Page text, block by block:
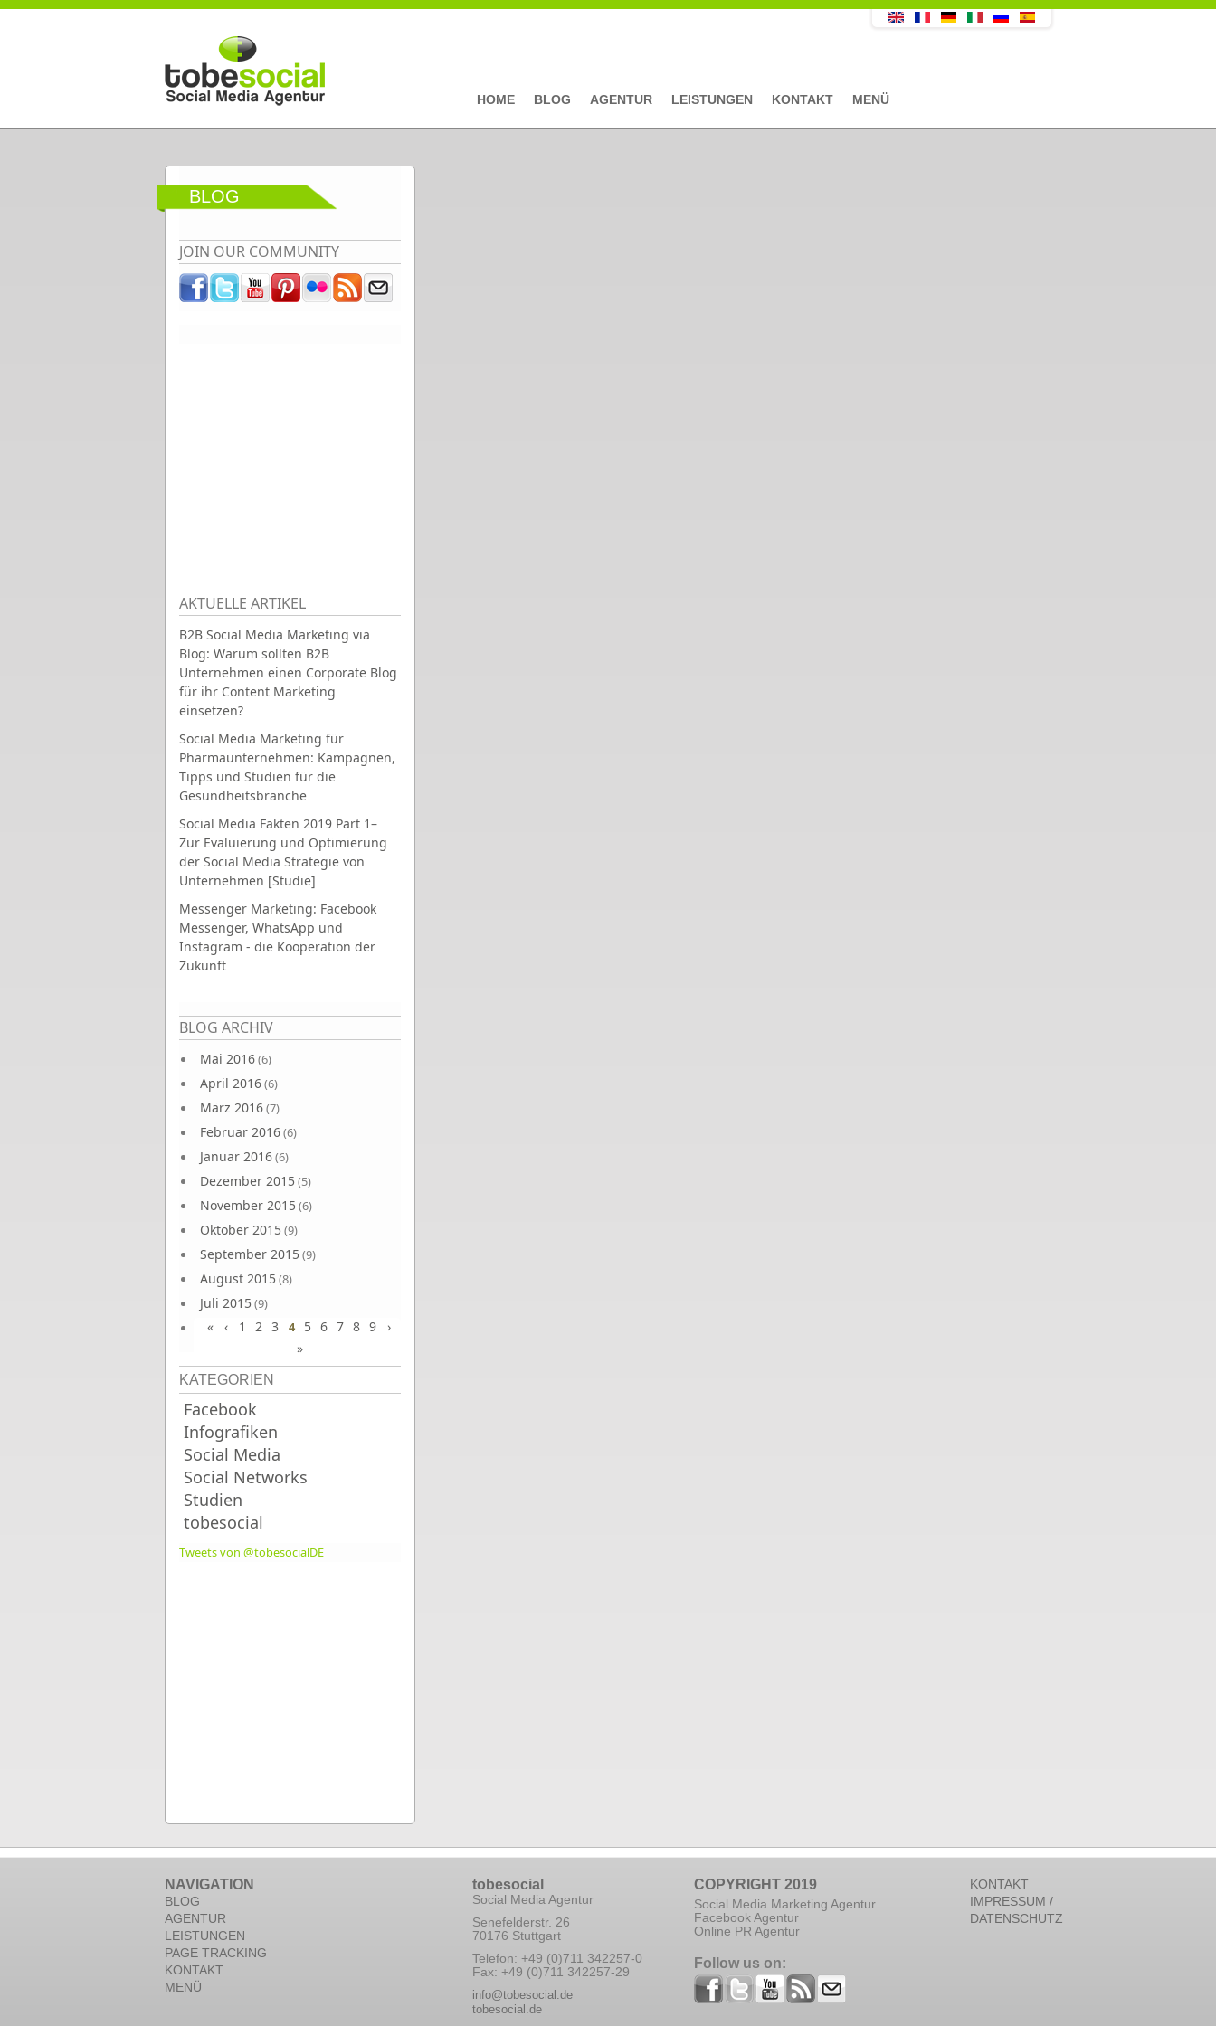
Direkt zum Inhalt
HOME BLOG AGENTUR LEISTUNGEN KONTAKT MENÜ
BLOG
JOIN OUR COMMUNITY
AKTUELLE ARTIKEL
B2B Social Media Marketing via
Blog: Warum sollten B2B
Unternehmen einen Corporate Blog
für ihr Content Marketing
einsetzen?
Social Media Marketing für
Pharmaunternehmen: Kampagnen,
Tipps und Studien für die
Gesundheitsbranche
Social Media Fakten 2019 Part 1–
Zur Evaluierung und Optimierung
der Social Media Strategie von
Unternehmen [Studie]
Messenger Marketing: Facebook
Messenger, WhatsApp und
Instagram - die Kooperation der
Zukunft
BLOG ARCHIV
Mai 2016(6)
April 2016(6)
März 2016(7)
Februar 2016(6)
Januar 2016(6)
Dezember 2015(5)
November 2015(6)
Oktober 2015(9)
September 2015(9)
August 2015(8)
Juli 2015(9)
Juni 2015(9)
Seiten
« ‹ 1 2 3 4 5 6 7 8 9
›
»
KATEGORIEN
Facebook
Infografiken
Social Media
Social Networks
Studien
tobesocial
Tweets von @tobesocialDE
NAVIGATION
BLOG
AGENTUR
LEISTUNGEN
PAGE TRACKING
KONTAKT
MENÜ
tobesocial
Social Media Agentur
Senefelderstr. 26
70176 Stuttgart
Telefon: +49 (0)711 342257-0
Fax: +49 (0)711 342257-29
info@tobesocial.de
tobesocial.de
COPYRIGHT 2019
Social Media Marketing Agentur
Facebook Agentur
Online PR Agentur
Follow us on:
KONTAKT
IMPRESSUM /
DATENSCHUTZ